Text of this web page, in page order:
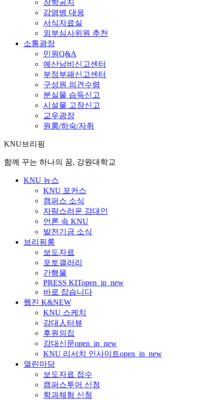
장학공지
감염병 대응
서식자료실
외부심사위원 추천
소통광장
민원Q&A
예산낭비신고센터
부정부패신고센터
구성원 의견수렴
분실물 습득신고
시설물 고장신고
교우광장
원룸/하숙/자취
KNU브리핑
함께 꾸는 하나의 꿈, 강원대학교
KNU 뉴스
KNU 포커스
캠퍼스 소식
자랑스러운 강대인
언론 속 KNU
발전기금 소식
브리핑룸
보도자료
포토갤러리
간행물
PRESS KITopen_in_new
바로 잡습니다
웹진 K&NEW
KNU 스케치
강대人터뷰
후원의집
강대신문open_in_new
KNU 리서치 인사이트open_in_new
열린마당
보도자료 접수
캠퍼스투어 신청
학과체험 신청